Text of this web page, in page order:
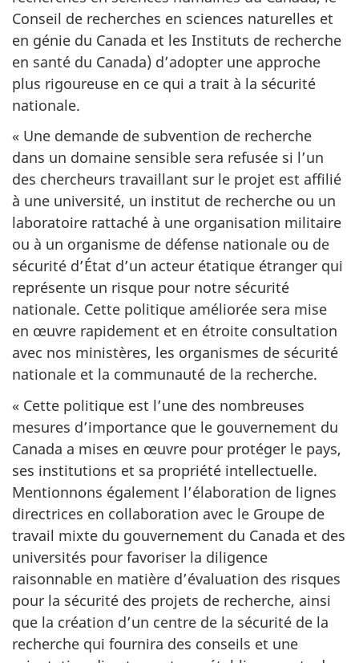
Conseil de recherches en sciences naturelles et
en génie du Canada et les Instituts de recherche
en santé du Canada) d’adopter une approche
plus rigoureuse en ce qui a trait à la sécurité
nationale.
« Une demande de subvention de recherche
dans un domaine sensible sera refusée si l’un
des chercheurs travaillant sur le projet est affilié
à une université, un institut de recherche ou un
laboratoire rattaché à une organisation militaire
ou à un organisme de défense nationale ou de
sécurité d’État d’un acteur étatique étranger qui
représente un risque pour notre sécurité
nationale. Cette politique améliorée sera mise
en œuvre rapidement et en étroite consultation
avec nos ministères, les organismes de sécurité
nationale et la communauté de la recherche.
« Cette politique est l’une des nombreuses
mesures d’importance que le gouvernement du
Canada a mises en œuvre pour protéger le pays,
ses institutions et sa propriété intellectuelle.
Mentionnons également l’élaboration de lignes
directrices en collaboration avec le Groupe de
travail mixte du gouvernement du Canada et des
universités pour favoriser la diligence
raisonnable en matière d’évaluation des risques
pour la sécurité des projets de recherche, ainsi
que la création d’un centre de la sécurité de la
recherche qui fournira des conseils et une